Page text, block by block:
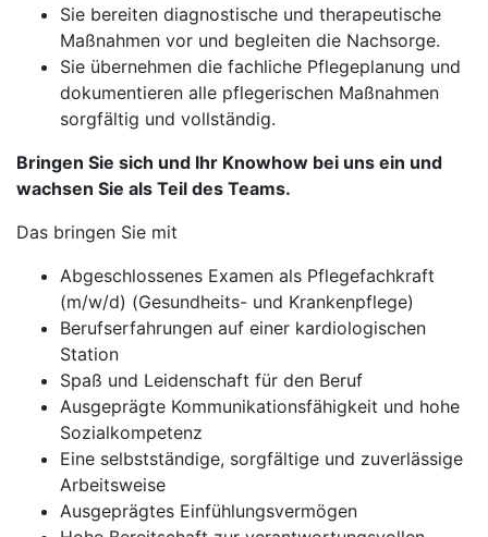
Sie bereiten diagnostische und therapeutische
Maßnahmen vor und begleiten die Nachsorge.
Sie übernehmen die fachliche Pflegeplanung und
dokumentieren alle pflegerischen Maßnahmen
sorgfältig und vollständig.
Bringen Sie sich und Ihr Knowhow bei uns ein und
wachsen Sie als Teil des Teams.
Das bringen Sie mit
Abgeschlossenes Examen als Pflegefachkraft
(m/w/d) (Gesundheits- und Krankenpflege)
Berufserfahrungen auf einer kardiologischen
Station
Spaß und Leidenschaft für den Beruf
Ausgeprägte Kommunikationsfähigkeit und hohe
Sozialkompetenz
Eine selbstständige, sorgfältige und zuverlässige
Arbeitsweise
Ausgeprägtes Einfühlungsvermögen